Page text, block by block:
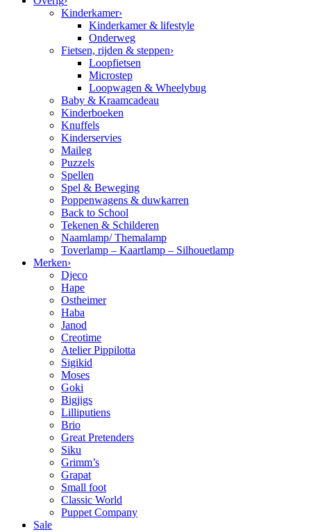
Kinderkamer›
Kinderkamer & lifestyle
Onderweg
Fietsen, rijden & steppen›
Loopfietsen
Microstep
Loopwagen & Wheelybug
Baby & Kraamcadeau
Kinderboeken
Knuffels
Kinderservies
Maileg
Puzzels
Spellen
Spel & Beweging
Poppenwagens & duwkarren
Back to School
Tekenen & Schilderen
Naamlamp/ Themalamp
Toverlamp – Kaartlamp – Silhouetlamp
Merken›
Djeco
Hape
Ostheimer
Haba
Janod
Creotime
Atelier Pippilotta
Sigikid
Moses
Goki
Bigjigs
Lilliputiens
Brio
Great Pretenders
Siku
Grimm’s
Grapat
Small foot
Classic World
Puppet Company
Sale